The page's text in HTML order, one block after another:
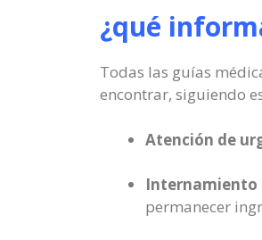
¿qué
Todas las guías
encontrar, siguiendo
Atención de
Internamiento
permanecer